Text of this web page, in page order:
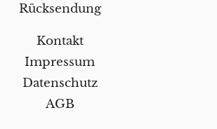
Rücksendung
Kontakt
Impressum
Datenschutz
AGB